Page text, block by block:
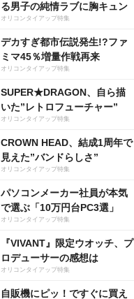
る男子の純情ラブに胸キュン
オリコンタイアップ特集
デカすぎ都市伝説発生!?ファ
ミマ45％増量作戦再来
オリコンタイアップ特集
SUPER★DRAGON、自ら描
いた”レトロフューチャー”
オリコンタイアップ特集
CROWN HEAD、結成1周年で
見えた”バンドらしさ”
オリコンタイアップ特集
パソコンメーカー社員が本気
で選ぶ「10万円台PC3選」
オリコンタイアップ特集
『VIVANT』限定ウオッチ、プ
ロデューサーの感想は
オリコンタイアップ特集
自販機にピッ！ですぐに買え